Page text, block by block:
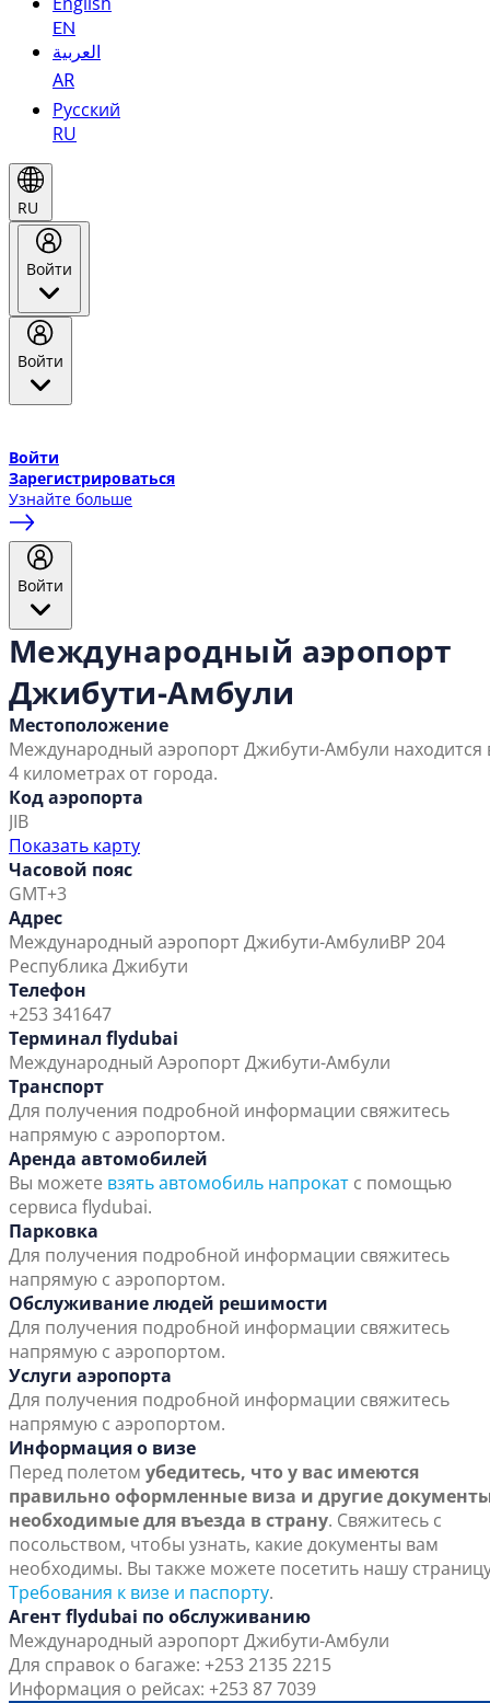
EN
العربية
AR
Русский
RU
RU
Войти
Войти
Войти
Зарегистрироваться
Узнайте больше
Войти
Международный аэропорт
Джибути-Амбули
Местоположение
Международный аэропорт Джибути-Амбули находится
4 километрах от города.
Код аэропорта
JIB
Показать карту
Часовой пояс
GMT+3
Адрес
Международный аэропорт Джибути-АмбулиBP 204
Республика Джибути
Телефон
+253 341647
Терминал flydubai
Международный Аэропорт Джибути-Амбули
Транспорт
Для получения подробной информации свяжитесь
напрямую с аэропортом.
Аренда автомобилей
Вы можете взять автомобиль напрокат с помощью
сервиса flydubai.
Парковка
Для получения подробной информации свяжитесь
напрямую с аэропортом.
Обслуживание людей решимости
Для получения подробной информации свяжитесь
напрямую с аэропортом.
Услуги аэропорта
Для получения подробной информации свяжитесь
напрямую с аэропортом.
Информация о визе
Перед полетом убедитесь, что у вас имеются
правильно оформленные виза и другие
необходимые для въезда в страну. Свяжитесь с
посольством, чтобы узнать, какие документы вам
необходимы. Вы также можете посетить нашу
Требования к визе и паспорту.
Агент flydubai по обслуживанию
Международный аэропорт Джибути-Амбули
Для справок о багаже: +253 2135 2215
Информация о рейсах: +253 87 7039